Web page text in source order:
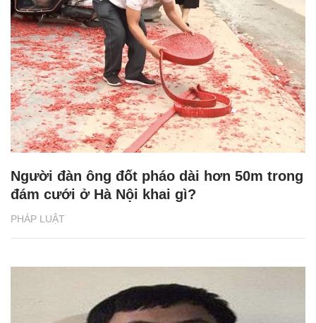
PHÁP LUẬT
Người đàn ông đốt pháo dài hơn 50m trong
đám cưới ở Hà Nội khai gì?